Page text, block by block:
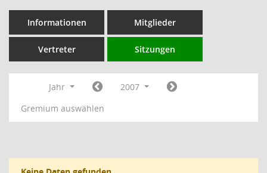
Informationen Mitglieder
Vertreter Sitzungen
Jahr
2007
Gremium auswählen